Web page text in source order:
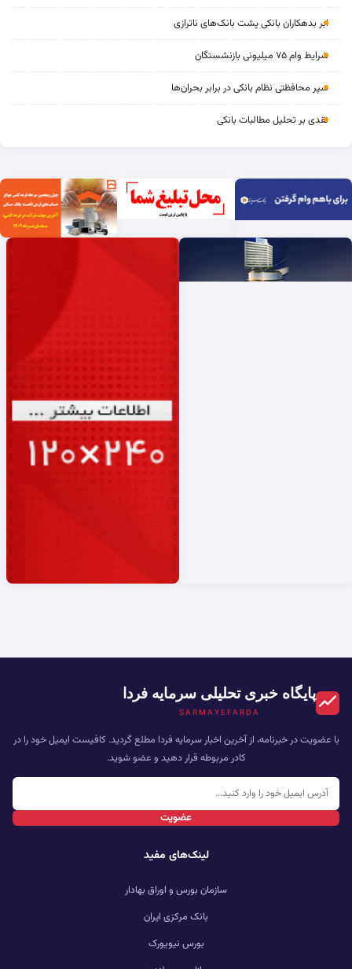
ابر بدهکاران بانکی پشت بانک‌های ناترازی
شرایط وام ۷۵ میلیونی بازنشستگان
سپر محافظتی نظام بانکی در برابر بحران‌ها
نقدی بر تحلیل مطالبات بانکی
پایگاه خبری تحلیلی سرمایه فردا
SARMAYEFARDA
با عضویت در خبرنامه، از آخرین اخبار سرمایه فردا مطلع گردید. کافیست ایمیل خود را در
کادر مربوطه قرار دهید و عضو شوید.
عضویت
لینک‌های مفید
سازمان بورس و اوراق بهادار
بانک مرکزی ایران
بورس نیویورک